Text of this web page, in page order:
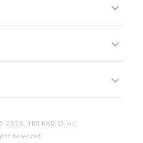
TBS RADIO,Inc.
Reserved.